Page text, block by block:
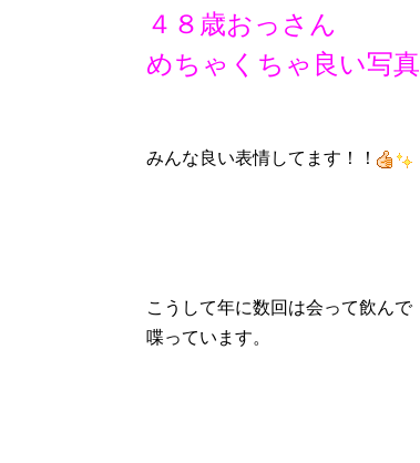
４８歳おっさん
めちゃくちゃ良い写真
みんな良い表情してます！！
こうして年に数回は会って飲んで
喋っています。